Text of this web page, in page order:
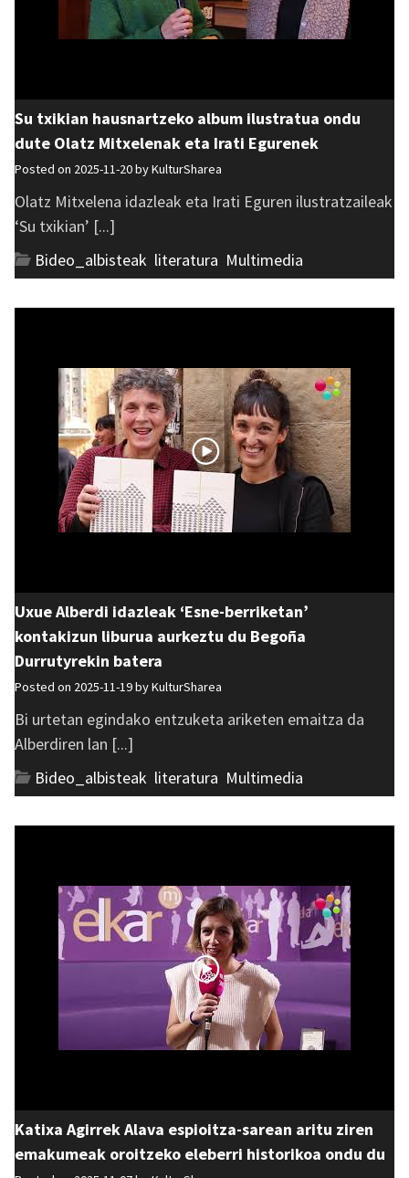
Su txikian hausnartzeko album ilustratua ondu
dute Olatz Mitxelenak eta Irati Egurenek
Posted on 2025-11-20 byKulturSharea
Olatz Mitxelena idazleak eta Irati Eguren ilustratzaileak
‘Su txikian’ [...]
Bideo_albisteak literatura Multimedia
Uxue Alberdi idazleak ‘Esne-berriketan’
kontakizun liburua aurkeztu du Begoña
Durrutyrekin batera
Posted on 2025-11-19 byKulturSharea
Bi urtetan egindako entzuketa ariketen emaitza da
Alberdiren lan [...]
Bideo_albisteak literatura Multimedia
Katixa Agirrek Alava espioitza-sarean aritu ziren
emakumeak oroitzeko eleberri historikoa ondu du